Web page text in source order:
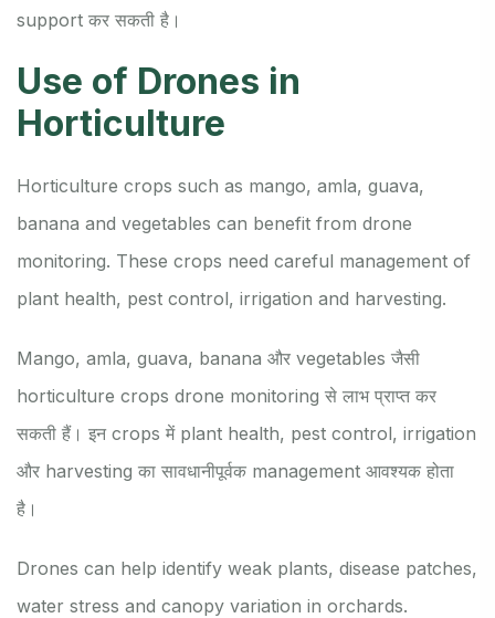
support कर सकती है।
Use of Drones in
Horticulture
Horticulture crops such as mango, amla, guava,
banana and vegetables can benefit from drone
monitoring. These crops need careful management of
plant health, pest control, irrigation and harvesting.
Mango, amla, guava, banana और vegetables जैसी
horticulture crops drone monitoring से लाभ प्राप्त कर
सकती हैं। इन crops में plant health, pest control, irrigation
और harvesting का सावधानीपूर्वक management आवश्यक होता
है।
Drones can help identify weak plants, disease patches,
water stress and canopy variation in orchards.